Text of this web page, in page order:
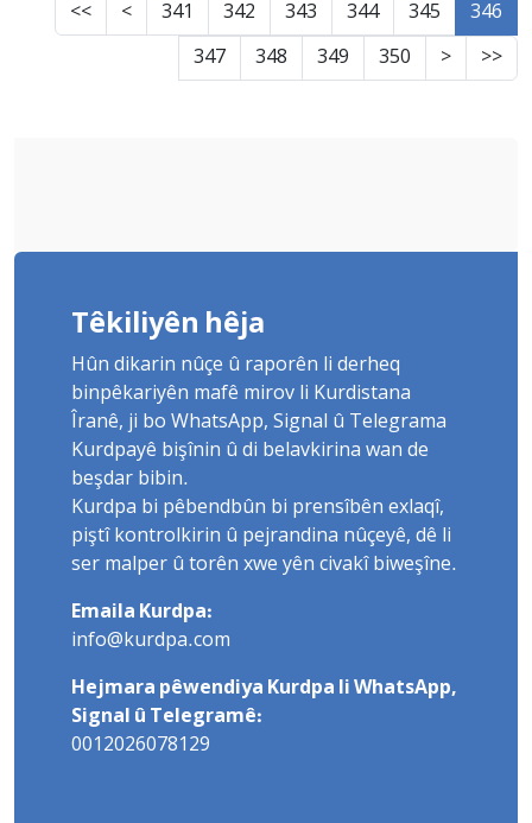
<< < 341 342 343 344 345
346
347
348 349 350 > >>
Têkiliyên hêja
Hûn dikarin nûçe û raporên li derheq
binpêkariyên mafê mirov li Kurdistana
Îranê, ji bo WhatsApp, Signal û Telegrama
Kurdpayê bişînin û di belavkirina wan de
beşdar bibin.
Kurdpa bi pêbendbûn bi prensîbên exlaqî,
piştî kontrolkirin û pejrandina nûçeyê, dê li
ser malper û torên xwe yên civakî biweşîne.
Emaila Kurdpa:
info@kurdpa.com
Hejmara pêwendiya Kurdpa li WhatsApp,
Signal û Telegramê:
0012026078129